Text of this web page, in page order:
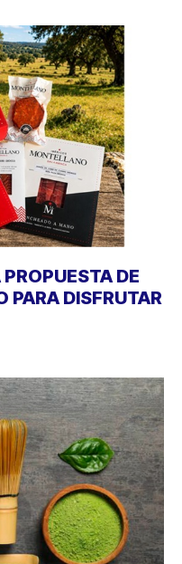
DE
PARA DISFRUTAR